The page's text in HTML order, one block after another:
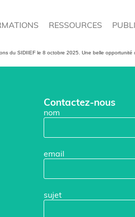
RESSOURCES
du SIDIIEF le 8 octobre 2025. Une belle
Contactez-nous
nom
email
sujet